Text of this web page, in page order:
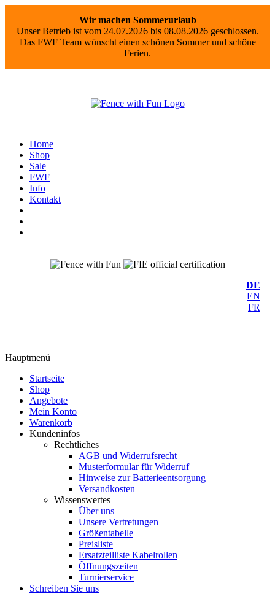
Wir machen Sommerurlaub
Unser Betrieb ist vom 24.07.2026 bis 08.08.2026 geschlossen.
Das FWF Team wünscht einen schönen Sommer und schöne
Ferien.
Home
Shop
Sale
FWF
Info
Kontakt
DE
EN
FR
Hauptmenü
Startseite
Shop
Angebote
Mein Konto
Warenkorb
Kundeninfos
Rechtliches
AGB und Widerrufsrecht
Musterformular für Widerruf
Hinweise zur Batterieentsorgung
Versandkosten
Wissenswertes
Über uns
Unsere Vertretungen
Größentabelle
Preisliste
Ersatzteilliste Kabelrollen
Öffnungszeiten
Turnierservice
Schreiben Sie uns